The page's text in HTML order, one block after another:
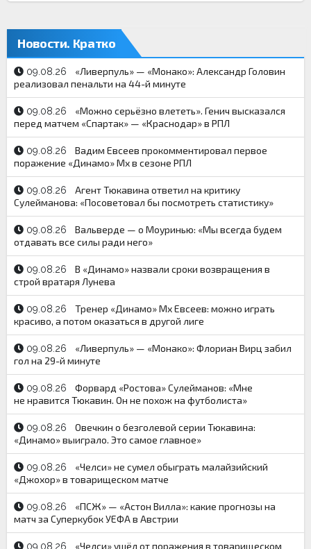
Новости. Кратко
09.08.26
«Ливерпуль» — «Монако»: Александр Головин
реализовал пенальти на 44-й минуте
09.08.26
«Можно серьёзно влететь». Генич высказался
перед матчем «Спартак» — «Краснодар» в РПЛ
09.08.26
Вадим Евсеев прокомментировал первое
поражение «Динамо» Мх в сезоне РПЛ
09.08.26
Агент Тюкавина ответил на критику
Сулейманова: «Посоветовал бы посмотреть статистику»
09.08.26
Вальверде — о Моуринью: «Мы всегда будем
отдавать все силы ради него»
09.08.26
В «Динамо» назвали сроки возвращения в
строй вратаря Лунева
09.08.26
Тренер «Динамо» Мх Евсеев: можно играть
красиво, а потом оказаться в другой лиге
09.08.26
«Ливерпуль» — «Монако»: Флориан Вирц забил
гол на 29-й минуте
09.08.26
Форвард «Ростова» Сулейманов: «Мне
не нравится Тюкавин. Он не похож на футболиста»
09.08.26
Овечкин о безголевой серии Тюкавина:
«Динамо» выиграло. Это самое главное»
09.08.26
«Челси» не сумел обыграть малайзийский
«Джохор» в товарищеском матче
09.08.26
«ПСЖ» — «Астон Вилла»: какие прогнозы на
матч за Суперкубок УЕФА в Австрии
09.08.26 «Челси» ушёл от поражения в товарищеском